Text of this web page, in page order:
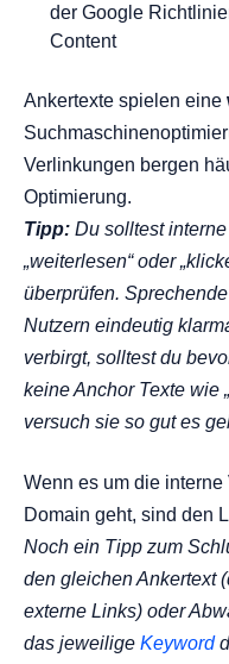
der Google
Content
Ankertexte spielen eine
Verlinkungen bergen
Optimierung.
Tipp: Du solltest interne
„weiterlesen“ oder
überprüfen.
Nutzern eindeutig
verbirgt, solltest du
keine Anchor Texte wie
versuch sie so gut es
Wenn es um die
Domain geht, sind den
Noch ein Tipp zum
den gleichen Ankertext
externe Links) oder
das jeweilige Keyword